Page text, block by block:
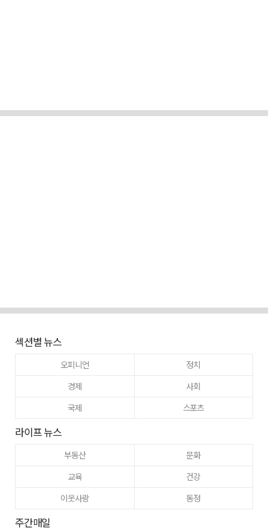
섹션별 뉴스
오피니언
정치
경제
사회
국제
스포츠
라이프 뉴스
부동산
문화
교육
건강
이웃사랑
동정
주간매일